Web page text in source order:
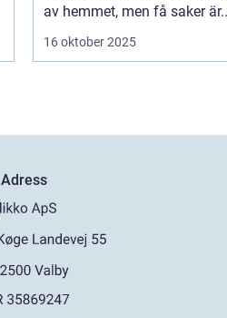
av hemmet, men få saker
16 oktober 2025
Adress